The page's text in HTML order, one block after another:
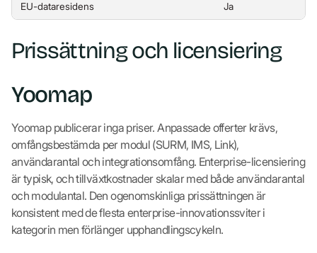
EU-dataresidens Ja
Prissättning och licensiering
Yoomap
Yoomap publicerar inga priser. Anpassade offerter krävs,
omfångsbestämda per modul (SURM, IMS, Link),
användarantal och integrationsomfång. Enterprise-licensiering
är typisk, och tillväxtkostnader skalar med både användarantal
och modulantal. Den ogenomskinliga prissättningen är
konsistent med de flesta enterprise-innovationssviter i
kategorin men förlänger upphandlingscykeln.